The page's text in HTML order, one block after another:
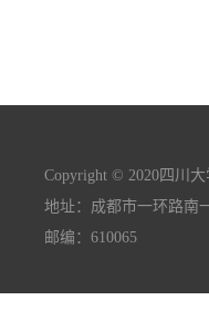
Copyright © 2020四川
地址：成都市一环路南
邮编：610065